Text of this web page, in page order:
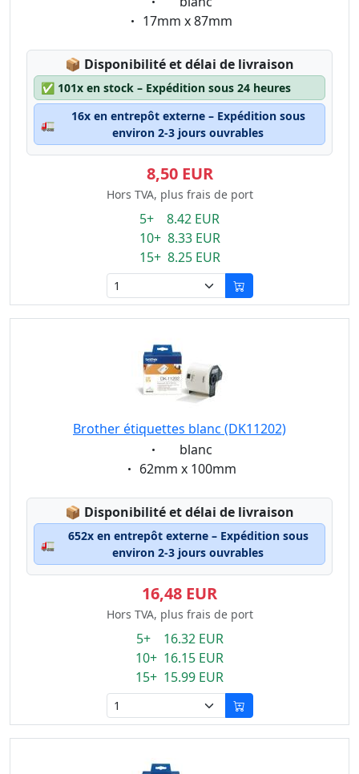
Eigenschaft:
17mm x 87mm
📦 Lagerstatus:
Disponibilité et délai de livraison
✅ 101x en stock – Expédition sous 24 heures
🚛
16x en entrepôt externe – Expédition sous
environ 2-3 jours ouvrables
8,50 EUR
Hors TVA, plus frais de port
5+ 8.42 EUR
10+ 8.33 EUR
15+ 8.25 EUR
Brother étiquettes blanc (DK11202)
Eigenschaft:
blanc
Eigenschaft:
62mm x 100mm
📦 Lagerstatus:
Disponibilité et délai de livraison
🚛
652x en entrepôt externe – Expédition sous
environ 2-3 jours ouvrables
16,48 EUR
Hors TVA, plus frais de port
5+ 16.32 EUR
10+ 16.15 EUR
15+ 15.99 EUR